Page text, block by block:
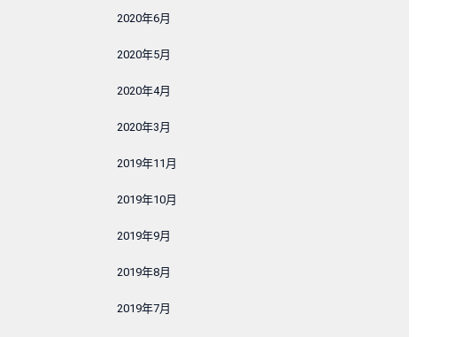
2020年6月
2020年5月
2020年4月
2020年3月
2019年11月
2019年10月
2019年9月
2019年8月
2019年7月